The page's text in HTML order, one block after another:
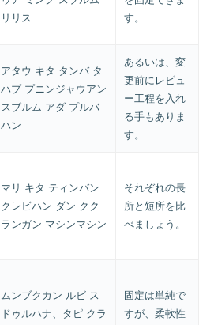
リリス
す。
アタウ キタ タンバ タ
ハプ プニンジャウアン
スブルム アダ プルバ
ハン
あるいは、変
更前にレビュ
ー工程を入れ
る手もありま
す。
マリ キタ ティンバン
クレビハン ダン クク
ランガン マシンマシン
それぞれの長
所と短所を比
べましょう。
ムンブクカン ルビ ス
ドゥルハナ、タピ クラ
固定は単純で
すが、柔軟性